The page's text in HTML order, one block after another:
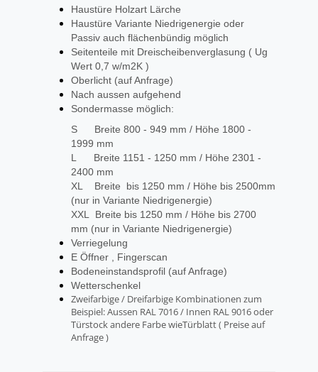
Haustüre Holzart Lärche
Haustüre Variante Niedrigenergie oder
Passiv auch flächenbündig möglich
Seitenteile mit Dreischeibenverglasung ( Ug
Wert 0,7 w/m2K )
Oberlicht (auf Anfrage)
Nach aussen aufgehend
Sondermasse möglich:
S Breite 800 - 949 mm / Höhe 1800 -
1999 mm
L Breite 1151 - 1250 mm / Höhe 2301 -
2400 mm
XL Breite bis 1250 mm / Höhe bis 2500mm
(nur in Variante Niedrigenergie)
XXL Breite bis 1250 mm / Höhe bis 2700
mm (nur in Variante Niedrigenergie)
Verriegelung
E Öffner , Fingerscan
Bodeneinstandsprofil (auf Anfrage)
Wetterschenkel
Zweifarbige / Dreifarbige Kombinationen zum
Beispiel: Aussen RAL 7016 / Innen RAL 9016 oder
Türstock andere Farbe wieTürblatt ( Preise auf
Anfrage )